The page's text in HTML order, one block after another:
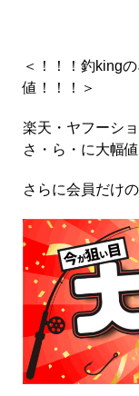
＜！！！釣king
値！！！＞
楽天・ヤフーシ
さ・ら・に大幅
さらに会員だけの